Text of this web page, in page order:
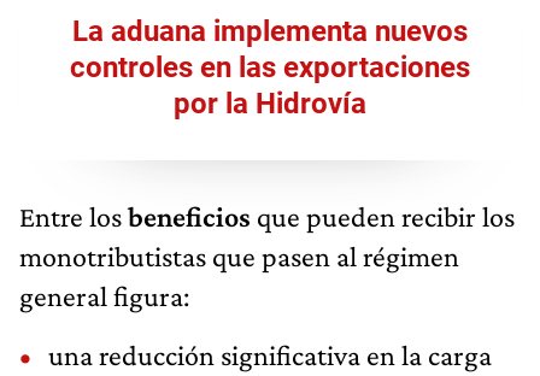
La aduana implementa nuevos
controles en las exportaciones
por la Hidrovía
Entre losbeneficios que pueden recibir los
monotributistas que pasen al régimen
general figura:
una reducción significativa en la carga